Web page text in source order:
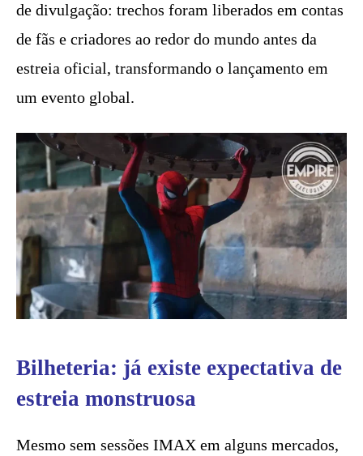
de divulgação: trechos foram liberados em contas
de fãs e criadores ao redor do mundo antes da
estreia oficial, transformando o lançamento em
um evento global.
Bilheteria: já existe expectativa de
estreia monstruosa
Mesmo sem sessões IMAX em alguns mercados,